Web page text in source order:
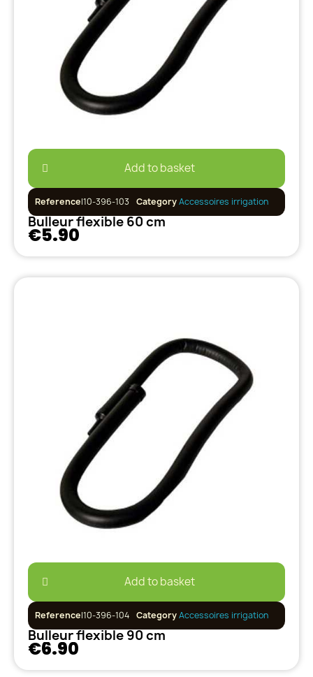
Add to basket
ReferenceI10-396-103 CategoryAccessoires irrigation
Bulleur flexible 60 cm
€5.90
Add to basket
ReferenceI10-396-104 CategoryAccessoires irrigation
Bulleur flexible 90 cm
€6.90